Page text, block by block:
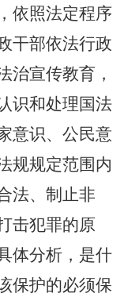
依照法定程序
干部依法行政
治宣传教育，
识和处理国法
意识、公民意
规规定范围内
法、制止非
击犯罪的原
体分析，是什
保护的必须保